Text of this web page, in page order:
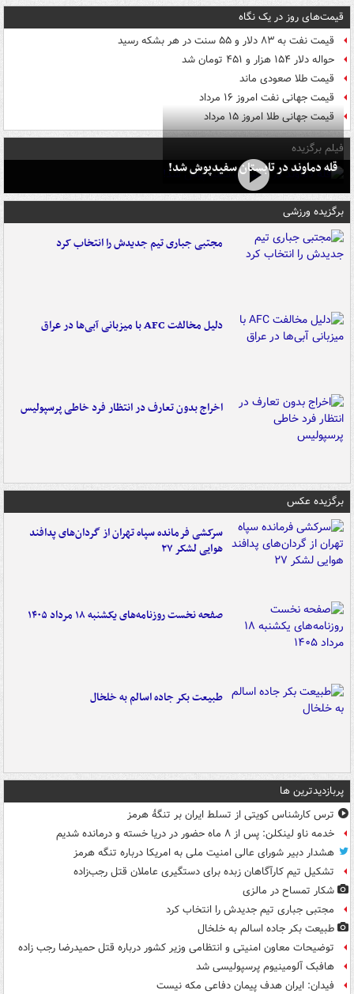
قیمت‌های روز در یک نگاه
قیمت نفت به ۸۳ دلار و ۵۵ سنت در هر بشکه رسید
حواله دلار ۱۵۴ هزار و ۴۵۱ تومان شد
قیمت طلا صعودی ماند
قیمت جهانی نفت امروز ۱۶ مرداد
قیمت جهانی طلا امروز ۱۵ مرداد
فیلم برگزیده
قله دماوند در تابستان سفیدپوش شد!
برگزیده ورزشی
مجتبی جباری تیم جدیدش را انتخاب کرد
دلیل مخالفت AFC با میزبانی آبی‌ها در عراق
اخراج بدون تعارف در انتظار فرد خاطی پرسپولیس
برگزیده عکس
سرکشی فرمانده سپاه تهران از گردان‌های پدافند
هوایی لشکر ۲۷
صفحه نخست روزنامه‌های یکشنبه ۱۸ مرداد ۱۴۰۵
طبیعت بکر جاده اسالم به خلخال
پربازدیدترین ها
ترس کارشناس کویتی از تسلط ایران بر تنگۀ هرمز
خدمه ناو لینکلن: پس از ۸ ماه حضور در دریا خسته و درمانده‌ شدیم
هشدار دبیر شورای عالی امنیت ملی به امریکا درباره تنگه هرمز
تشکیل تیم کارآگاهان زبده برای دستگیری عاملان قتل رجب‌زاده
شکار تمساح در مالزی
مجتبی جباری تیم جدیدش را انتخاب کرد
طبیعت بکر جاده اسالم به خلخال
توضیحات معاون امنیتی و انتظامی وزیر کشور درباره قتل حمیدرضا رجب زاده
هافبک آلومینیوم پرسپولیسی شد
فیدان: ایران هدف پیمان دفاعی مکه نیست